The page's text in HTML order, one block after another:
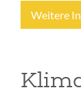
Weitere